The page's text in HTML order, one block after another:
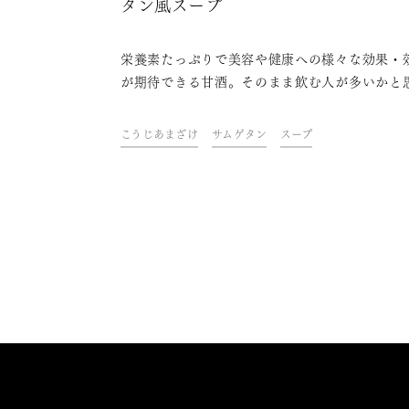
タン風スープ
栄養素たっぷりで美容や健康への様々な効果・
が期待できる甘酒。そのまま飲む人が多いかと
に使うと自然の優しい甘みが加わったり、肉や
柔らかくしたりします。料理家・高橋善郎さんが
こうじあまざけ サムゲタン スープ